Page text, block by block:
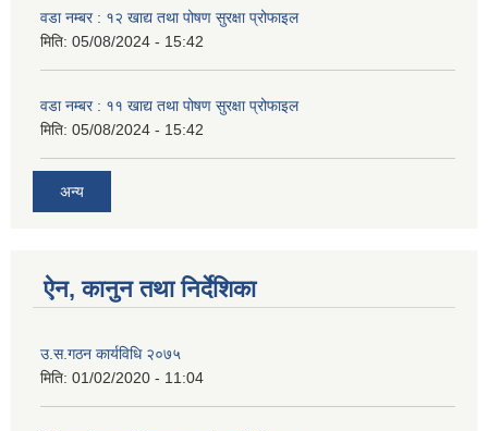
वडा नम्बर : १२ खाद्य तथा पोषण सुरक्षा प्रोफाइल
मिति: 05/08/2024 - 15:42
वडा नम्बर : ११ खाद्य तथा पोषण सुरक्षा प्रोफाइल
मिति: 05/08/2024 - 15:42
अन्य
ऐन, कानुन तथा निर्देशिका
उ.स.गठन कार्यविधि २०७५
मिति: 01/02/2020 - 11:04